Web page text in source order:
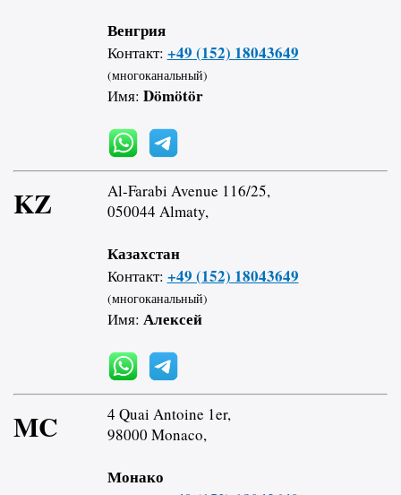
Венгрия
Контакт: +49 (152) 18043649
(многоканальный)
Имя: Dömötör
KZ
Al-Farabi Avenue 116/25,
050044 Almaty,
Казахстан
Контакт: +49 (152) 18043649
(многоканальный)
Имя: Алексей
MC
4 Quai Antoine 1er,
98000 Monaco,
Монако